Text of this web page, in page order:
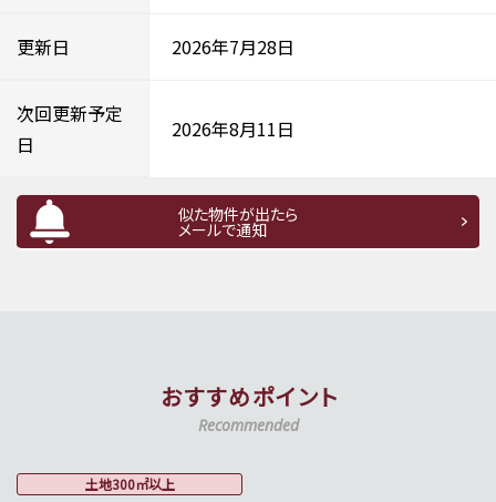
更新日 2026年7月28日
次回更新予定
日
2026年8月11日
似た物件が出たら
メールで通知
おすすめポイント
Recommended
土地300㎡以上